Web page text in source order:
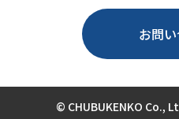
お問
© CHUBUKENKO Co.,